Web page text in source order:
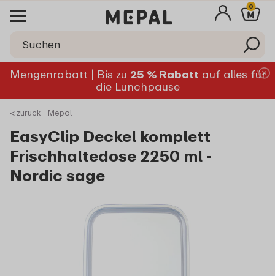
0
Mengenrabatt | Bis zu 25 % Rabatt auf alles für
die Lunchpause
< zurück - Mepal
EasyClip Deckel komplett
Frischhaltedose 2250 ml -
Nordic sage